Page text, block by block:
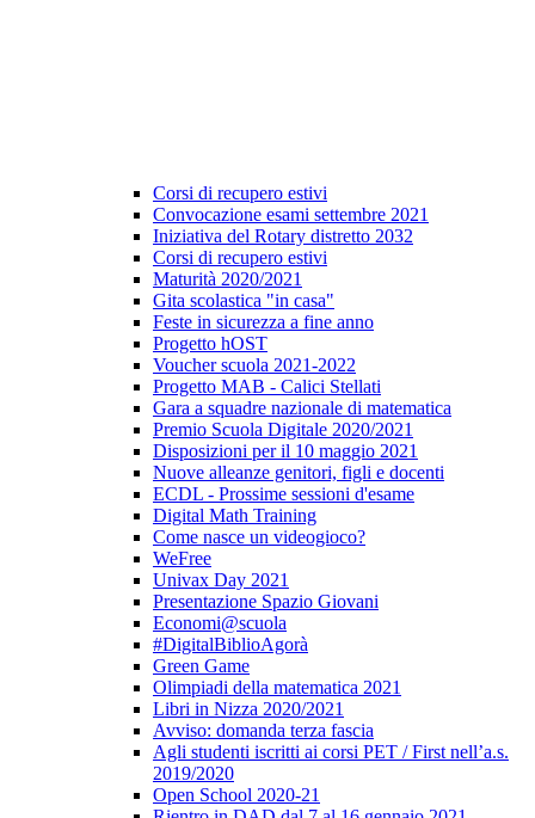
Corsi di recupero estivi
Convocazione esami settembre 2021
Iniziativa del Rotary distretto 2032
Corsi di recupero estivi
Maturità 2020/2021
Gita scolastica "in casa"
Feste in sicurezza a fine anno
Progetto hOST
Voucher scuola 2021-2022
Progetto MAB - Calici Stellati
Gara a squadre nazionale di matematica
Premio Scuola Digitale 2020/2021
Disposizioni per il 10 maggio 2021
Nuove alleanze genitori, figli e docenti
ECDL - Prossime sessioni d'esame
Digital Math Training
Come nasce un videogioco?
WeFree
Univax Day 2021
Presentazione Spazio Giovani
Economi@scuola
#DigitalBiblioAgorà
Green Game
Olimpiadi della matematica 2021
Libri in Nizza 2020/2021
Avviso: domanda terza fascia
Agli studenti iscritti ai corsi PET / First nell’a.s.
2019/2020
Open School 2020-21